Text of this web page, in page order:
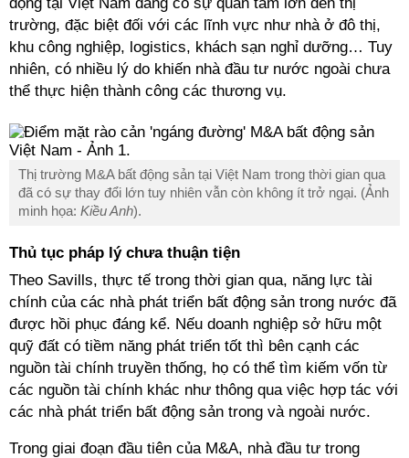
trường, đặc biệt đối với các lĩnh vực như nhà ở đô thị,
khu công nghiệp, logistics, khách sạn nghỉ dưỡng… Tuy
nhiên, có nhiều lý do khiến nhà đầu tư nước ngoài chưa
thể thực hiện thành công các thương vụ.
Thị trường M&A bất động sản tại Việt Nam trong thời gian qua
đã có sự thay đổi lớn tuy nhiên vẫn còn không ít trở ngại. (Ảnh
minh họa: Kiều Anh).
Thủ tục pháp lý chưa thuận tiện
Theo Savills, thực tế trong thời gian qua, năng lực tài
chính của các nhà phát triển bất động sản trong nước đã
được hồi phục đáng kể. Nếu doanh nghiệp sở hữu một
quỹ đất có tiềm năng phát triển tốt thì bên cạnh các
nguồn tài chính truyền thống, họ có thể tìm kiếm vốn từ
các nguồn tài chính khác như thông qua việc hợp tác với
các nhà phát triển bất động sản trong và ngoài nước.
Trong giai đoạn đầu tiên của M&A, nhà đầu tư trong